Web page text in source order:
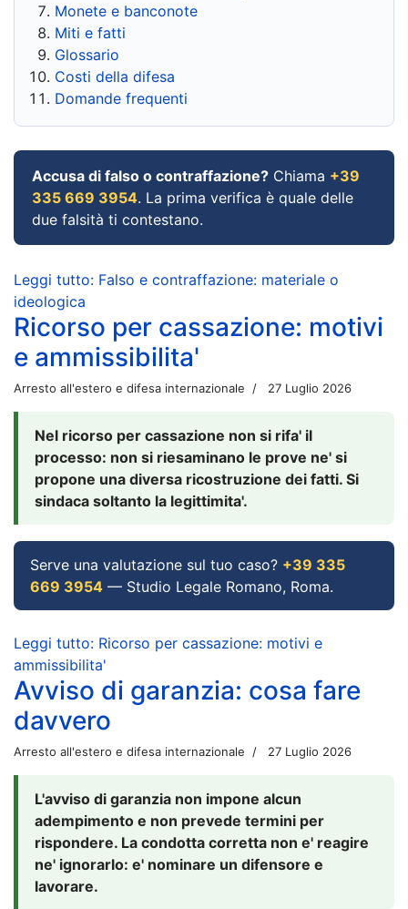
Monete e banconote
Miti e fatti
Glossario
Costi della difesa
Domande frequenti
Accusa di falso o contraffazione? Chiama +39
335 669 3954. La prima verifica è quale delle
due falsità ti contestano.
Leggi tutto: Falso e contraffazione: materiale o
ideologica
Ricorso per cassazione: motivi
e ammissibilita'
Arresto all'estero e difesa internazionale 27 Luglio 2026
Nel ricorso per cassazione non si rifa' il
processo: non si riesaminano le prove ne' si
propone una diversa ricostruzione dei fatti. Si
sindaca soltanto la legittimita'.
Serve una valutazione sul tuo caso? +39 335
669 3954 — Studio Legale Romano, Roma.
Leggi tutto: Ricorso per cassazione: motivi e
ammissibilita'
Avviso di garanzia: cosa fare
davvero
Arresto all'estero e difesa internazionale 27 Luglio 2026
L'avviso di garanzia non impone alcun
adempimento e non prevede termini per
rispondere. La condotta corretta non e' reagire
ne' ignorarlo: e' nominare un difensore e
lavorare.